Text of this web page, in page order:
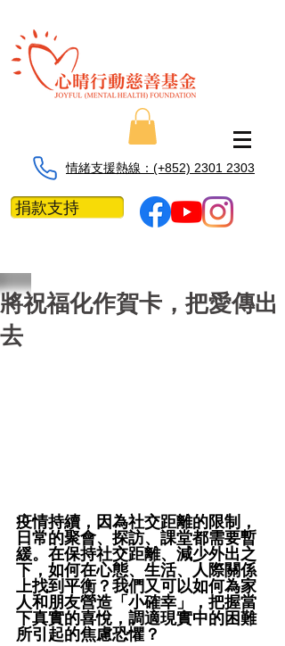
情緒支援熱線：​​(+852) 2301 2303
捐款支持
將祝福化作賀卡，把愛傳出
去
疫情持續，因為社交距離的限制，
日常的聚會、探訪、課堂都需要暫
緩。在保持社交距離、減少外出之
下，如何在心態、生活、人際關係
上找到平衡？我們又可以如何為家
人和朋友營造「小確幸」，把握當
下真實的喜悅，調適現實中的困難
所引起的焦慮恐懼？